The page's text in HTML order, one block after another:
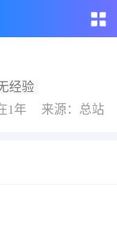
经验
1年
来源：总站